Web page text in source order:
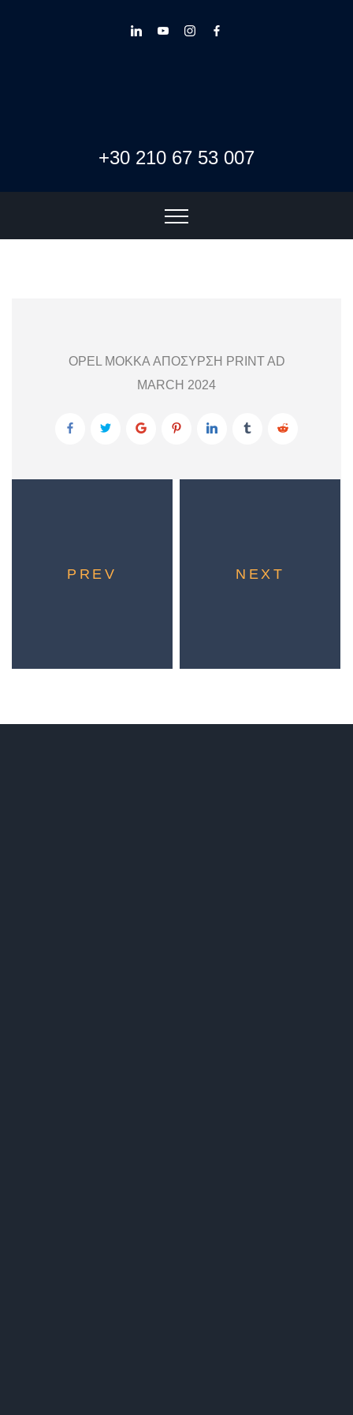
+30 210 67 53 007
OPEL MOKKA ΑΠΟΣΥΡΣΗ PRINT AD
MARCH 2024
PREV NEXT